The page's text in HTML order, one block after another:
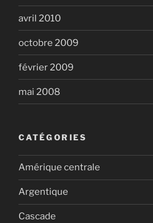
avril 2010
octobre 2009
février 2009
mai 2008
CATÉGORIES
Amérique centrale
Argentique
Cascade